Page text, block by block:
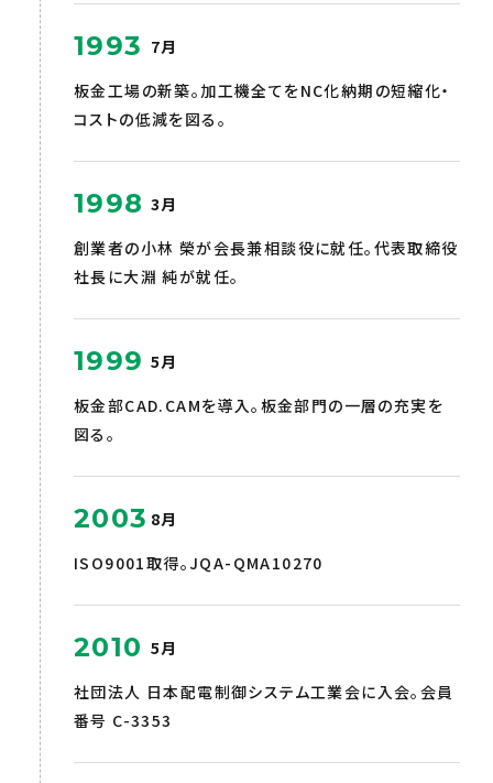
1993 7月
板金工場の新築。加工機全てをNC化納期の短縮化・
コストの低減を図る。
1998 3月
創業者の小林 榮が会長兼相談役に就任。代表取締役
社長に大淵 純が就任。
1999 5月
板金部CAD.CAMを導入。板金部門の一層の充実を
図る。
2003 8月
ISO9001取得。JQA-QMA10270
2010 5月
社団法人 日本配電制御システム工業会に入会。会員
番号 C-3353